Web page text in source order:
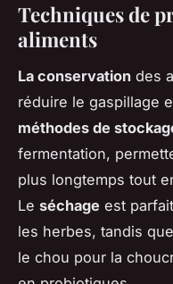
Techniques de
aliments
La conservation des
réduire le gaspillage
méthodes de
fermentation,
plus longtemps tout
Le séchage est
les herbes, tandis
le chou pour la